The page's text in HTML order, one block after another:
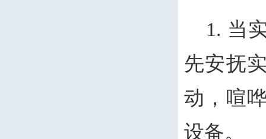
1. 当
先安抚
动，喧
设备。